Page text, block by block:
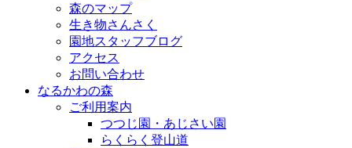
森のマップ
生き物さんさく
園地スタッフブログ
アクセス
お問い合わせ
なるかわの森
ご利用案内
つつじ園・あじさい園
らくらく登山道